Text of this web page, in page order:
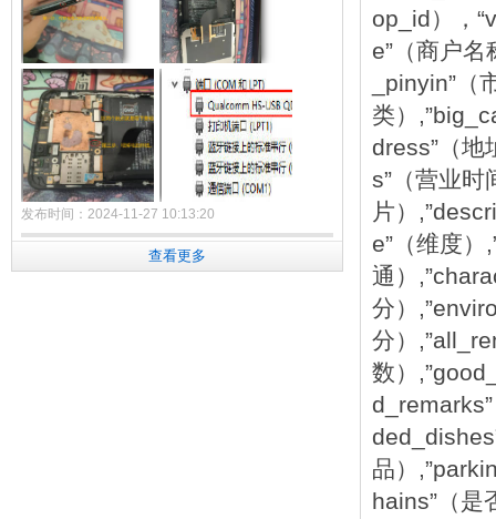
发布时间：2024-11-27 10:13:20
【经验分享】已解锁BL的手机进9008模式
查看更多
op_id），
e”（商户名
_pinyin”（
类）
dress”（地
s”（营业时
片）
e”（维度）
通）
分）
分）
数）
品）
hains”（是